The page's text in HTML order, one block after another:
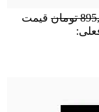
تومان قیمت